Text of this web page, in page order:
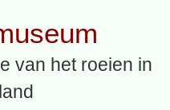
van het roeien in